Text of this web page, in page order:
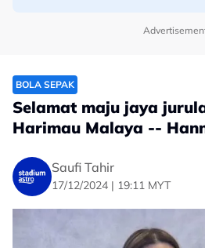
BOLA SEPAK
Selamat maju jaya
Harimau Malaya --
Saufi Tahir
17/12/2024 | 19:11 MYT